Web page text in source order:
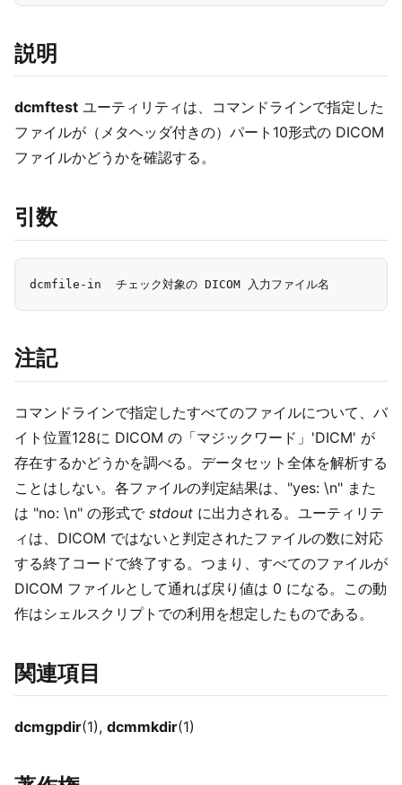
説明
dcmftest ユーティリティは、コマンドラインで指定した
ファイルが（メタヘッダ付きの）パート10形式の DICOM
ファイルかどうかを確認する。
引数
注記
コマンドラインで指定したすべてのファイルについて、バ
イト位置128に DICOM の「マジックワード」'DICM' が
存在するかどうかを調べる。データセット全体を解析する
ことはしない。各ファイルの判定結果は、"yes: \n" また
は "no: \n" の形式で stdout に出力される。ユーティリテ
ィは、DICOM ではないと判定されたファイルの数に対応
する終了コードで終了する。つまり、すべてのファイルが
DICOM ファイルとして通れば戻り値は 0 になる。この動
作はシェルスクリプトでの利用を想定したものである。
関連項目
dcmgpdir(1), dcmmkdir(1)